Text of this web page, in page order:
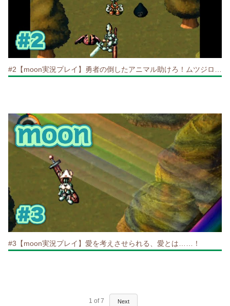
#2【moon実況プレイ】勇者の倒したアニマル助けろ！ムツジローさぁーん！
#3【moon実況プレイ】愛を考えさせられる、愛とは……！
1 of 7 Next